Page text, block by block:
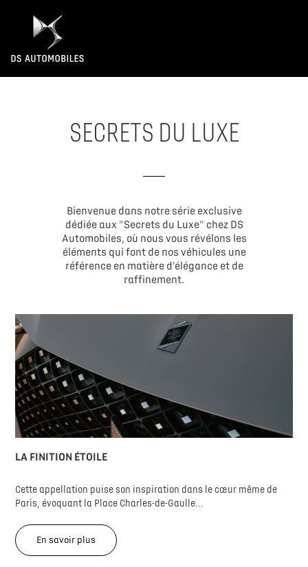
SECRETS DU LUXE
Bienvenue dans notre série exclusive
dédiée aux "Secrets du Luxe" chez DS
Automobiles, où nous vous révélons les
éléments qui font de nos véhicules une
référence en matière d'élégance et de
raffinement.
LA FINITION ÉTOILE
Cette appellation puise son inspiration dans le cœur même de
Paris, évoquant la Place Charles-de-Gaulle...
En savoir plus